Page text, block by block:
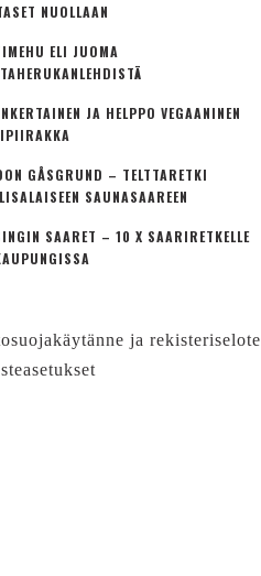
NUOLLAAN
ELI JUOMA
JA HELPPO VEGAANINEN
GÅSGRUND – TELTTARETKI
SAUNASAAREEN
SAARET – 10 X SAARIRETKELLE
ja rekisteriselote